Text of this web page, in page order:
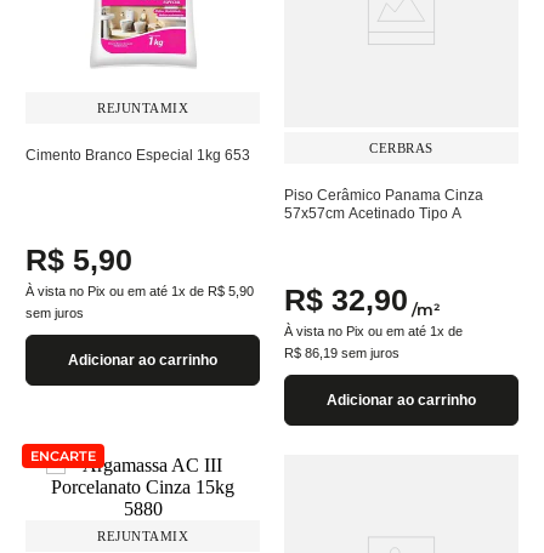
REJUNTAMIX
Cimento Branco Especial 1kg 653
R$ 5,90
À vista no Pix ou em até 1 x de R$ 5 90
sem juros
Adicionar ao carrinho
CERBRAS
Piso Cerâmico Panama Cinza
57x57cm Acetinado Tipo A
R$ 32,90 /m²
À vista no Pix ou em até 1 x de
R$ 86 19 sem juros
Adicionar ao carrinho
ENCARTE
REJUNTAMIX